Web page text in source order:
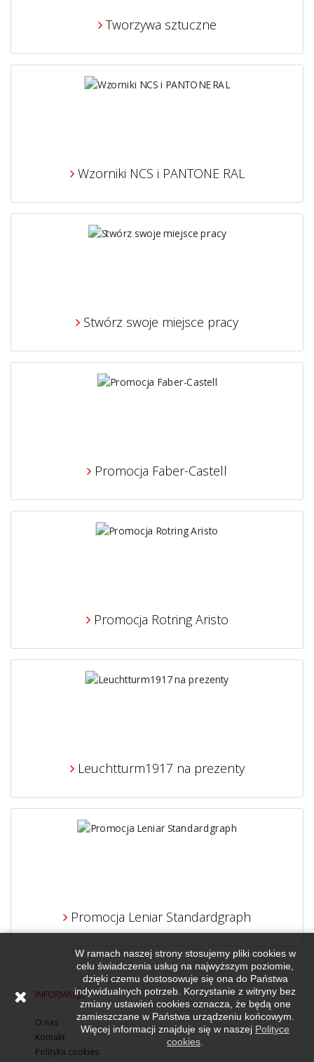
Tworzywa sztuczne
Wzorniki NCS i PANTONE RAL
Stwórz swoje miejsce pracy
Promocja Faber-Castell
Promocja Rotring Aristo
Leuchtturm1917 na prezenty
Promocja Leniar Standardgraph
INFORMACJE
O nas
Kontakt
Polityka cookies
W ramach naszej strony stosujemy pliki cookies w
celu świadczenia usług na najwyższym poziomie,
dzięki czemu dostosowuje się ona do Państwa
indywidualnych potrzeb. Korzystanie z witryny bez
zmiany ustawień cookies oznacza, że będą one
zamieszczane w Państwa urządzeniu końcowym.
Więcej informacji znajduje się w naszej Polityce
cookies